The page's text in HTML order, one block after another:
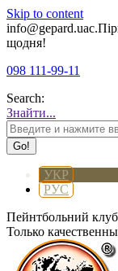
Skip to content
info@gepard.ua
щодня!
098 111-99-11
Search:
Знайти...
УКР
РУС
Пейнтбольний
Только